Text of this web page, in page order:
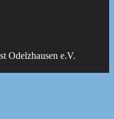
Odelzhausen e.V.